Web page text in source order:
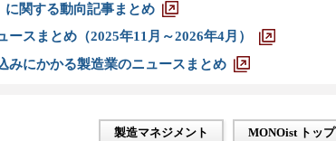
関する動向記事まとめ
スまとめ（2025年11月～2026年4月）
みにかかる製造業のニュースまとめ
製造マネジメント MONOist トップ